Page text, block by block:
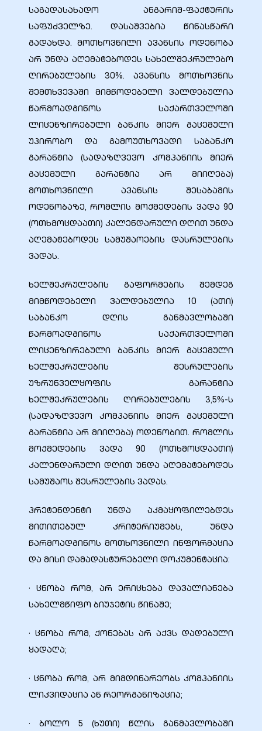
საგადასახადო ანგარიშ-ფაქტურის
საფუძველზე. დასაშვებია წინასწარი
გადახდა. მოთხოვნილი ავანსის ოდენობა
არ უნდა აღემატებოდეს სახელშეკრულებო
ღირებულების 30%. ავანსის მოთხოვნის
შემთხვევაში მიმწოდებელი ვალდებულია
წარმოადგინოს საქართველოში
ლიცენზირებული ბანკის მიერ გაცემული
უპირობო და გამოუთხოვადი საბანკო
გარანტია (სადაზღვევო კომპანიის მიერ
გაცემული გარანტია არ მიიღება)
მოთხოვნილი ავანსის შესაბამის
ოდენობაზე, რომლის მოქმედების ვადა 90
(ოთხმოცდაათი) კალენდარული დღით უნდა
აღემატებოდეს სამუშაოების დასრულების
ვადას.
ხელშეკრულების გაფორმების შემდეგ
მიმწოდებელი ვალდებულია 10 (ათი)
საბანკო დღის განმავლობაში
წარმოადგინოს საქართველოში
ლიცენზირებული ბანკის მიერ გაცემული
ხელშეკრულების შესრულების
უზრუნველყოფის გარანტია
ხელშეკრულების ღირებულების 3,5%-ს
(სადაზღვევო კომპანიის მიერ გაცემული
გარანტია არ მიიღება) ოდენობით. რომლის
მოქმედების ვადა 90 (ოთხმოცდაათი)
კალენდარული დღით უნდა აღემატებოდეს
სამუშაოს შესრულების ვადას.
პრეტენდენტი უნდა აკმაყოფილებდეს
მითითებულ კრიტერიუმებს, უნდა
წარმოადგინოს მოთხოვნილი ინფორმაცია
და მისი დამადასტურებელი დოკუმენტაცია:
· ცნობა რომ, არ ერიცხება დავალიანება
სახელმწიფო ბიუჯეტის წინაშე;
· ცნობა რომ, ქონებას არ აქვს დადებული
ყადაღა;
· ცნობა რომ, არ მიმდინარეობს კომპანიის
ლიკვიდაცია ან რეორგანიზაცია;
· ბოლო 5 (ხუთი) წლის განმავლობაში